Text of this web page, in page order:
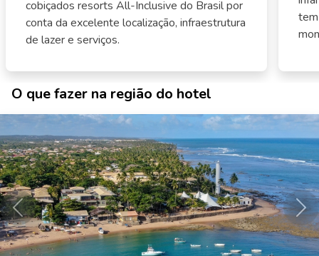
cobiçados resorts All-Inclusive do Brasil por
conta da excelente localização, infraestrutura
de lazer e serviços.
O que fazer na região do hotel
Anterior